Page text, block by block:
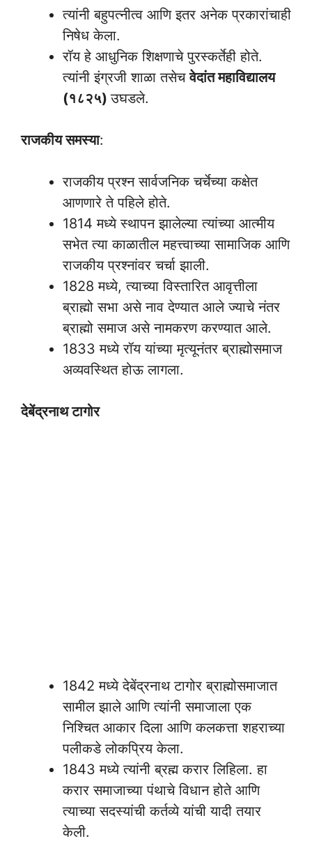
त्यांनी बहुपत्नीत्व आणि इतर अनेक प्रकारांचाही
निषेध केला.
रॉय हे आधुनिक शिक्षणाचे पुरस्कर्तेही होते.
त्यांनी इंग्रजी शाळा तसेचवेदांत महाविद्यालय
(१८२५)उघडले.
राजकीय समस्या:
राजकीय प्रश्न सार्वजनिक चर्चेच्या कक्षेत
आणणारे ते पहिले होते.
1814 मध्ये स्थापन झालेल्या त्यांच्या आत्मीय
सभेत त्या काळातील महत्त्वाच्या सामाजिक आणि
राजकीय प्रश्नांवर चर्चा झाली.
1828 मध्ये, त्याच्या विस्तारित आवृत्तीला
ब्राह्मो सभा असे नाव देण्यात आले ज्याचे नंतर
ब्राह्मो समाज असे नामकरण करण्यात आले.
1833 मध्ये रॉय यांच्या मृत्यूनंतर ब्राह्मोसमाज
अव्यवस्थित होऊ लागला.
देबेंद्रनाथ टागोर
1842 मध्ये देबेंद्रनाथ टागोर ब्राह्मोसमाजात
सामील झाले आणि त्यांनी समाजाला एक
निश्चित आकार दिला आणि कलकत्ता शहराच्या
पलीकडे लोकप्रिय केला.
1843 मध्ये त्यांनी ब्रह्म करार लिहिला. हा
करार समाजाच्या पंथाचे विधान होते आणि
त्याच्या सदस्यांची कर्तव्ये यांची यादी तयार
केली.